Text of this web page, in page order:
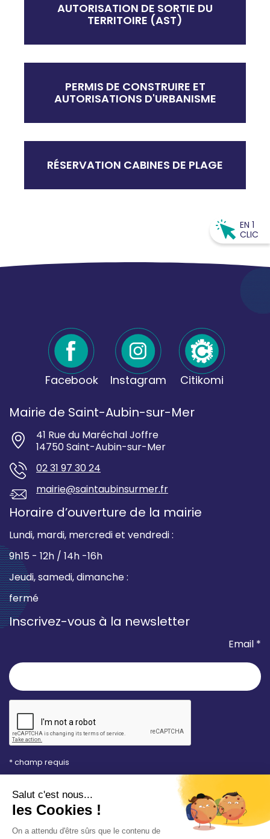
AUTORISATION DE SORTIE DU
TERRITOIRE (AST)
PERMIS DE CONSTRUIRE ET
AUTORISATIONS D'URBANISME
RÉSERVATION CABINES DE PLAGE
Facebook Instagram Citikomi
Mairie de Saint-Aubin-sur-Mer
41 Rue du Maréchal Joffre
14750 Saint-Aubin-sur-Mer
02 31 97 30 24
mairie@saintaubinsurmer.fr
Horaire d’ouverture de la mairie
Lundi, mardi, mercredi et vendredi :
9h15 - 12h / 14h -16h
Jeudi, samedi, dimanche :
fermé
Inscrivez-vous à la newsletter
Email *
* champ requis
vous envoyer les lettres d'information de la Mairie de
EN 1
CLIC